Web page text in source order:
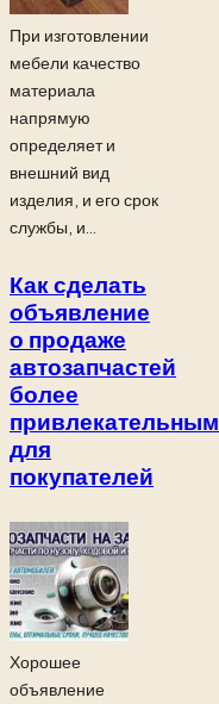
При изготовлении
мебели качество
материала
напрямую
определяет и
внешний вид
изделия, и его срок
службы, и...
Как сделать
объявление
о продаже
автозапчастей
более
привлекательным
для
покупателей
Хорошее
объявление